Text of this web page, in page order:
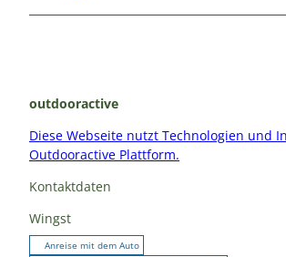
outdooractive
Diese Webseite nutzt Technologien und
Outdooractive Plattform.
Kontaktdaten
Wingst
Anreise mit dem Auto